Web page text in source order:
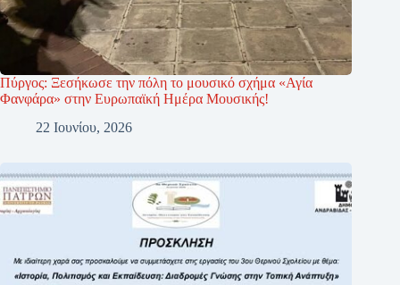
Πύργος: Ξεσήκωσε την πόλη το μουσικό σχήμα «Αγία
Φανφάρα» στην Ευρωπαϊκή Ημέρα Μουσικής!
22 Ιουνίου, 2026